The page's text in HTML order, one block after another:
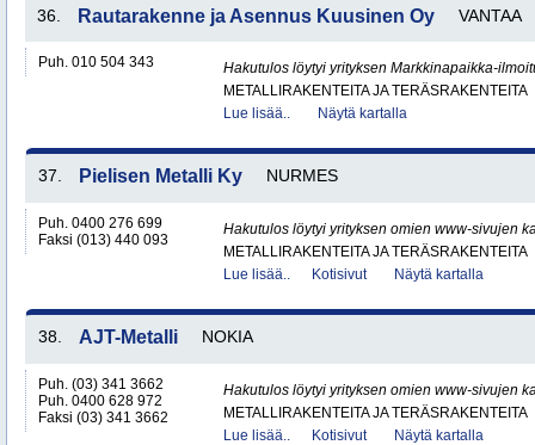
36. Rautarakenne ja Asennus Kuusinen Oy VANTAA
Puh. 010 504 343
Hakutulos löytyi yrityksen Markkinapaikka-
METALLIRAKENTEITA JA TERÄSRAKENTEITA
Lue lisää..
Näytä kartalla
37. Pielisen Metalli Ky NURMES
Puh. 0400 276 699
Faksi (013) 440 093
Hakutulos löytyi yrityksen omien www-sivujen
METALLIRAKENTEITA JA TERÄSRAKENTEITA
Lue lisää..
Kotisivut Näytä kartalla
38. AJT-Metalli NOKIA
Puh. (03) 341 3662
Puh. 0400 628 972
Faksi (03) 341 3662
Hakutulos löytyi yrityksen omien www-sivujen
METALLIRAKENTEITA JA TERÄSRAKENTEITA
Lue lisää..
Kotisivut Näytä kartalla